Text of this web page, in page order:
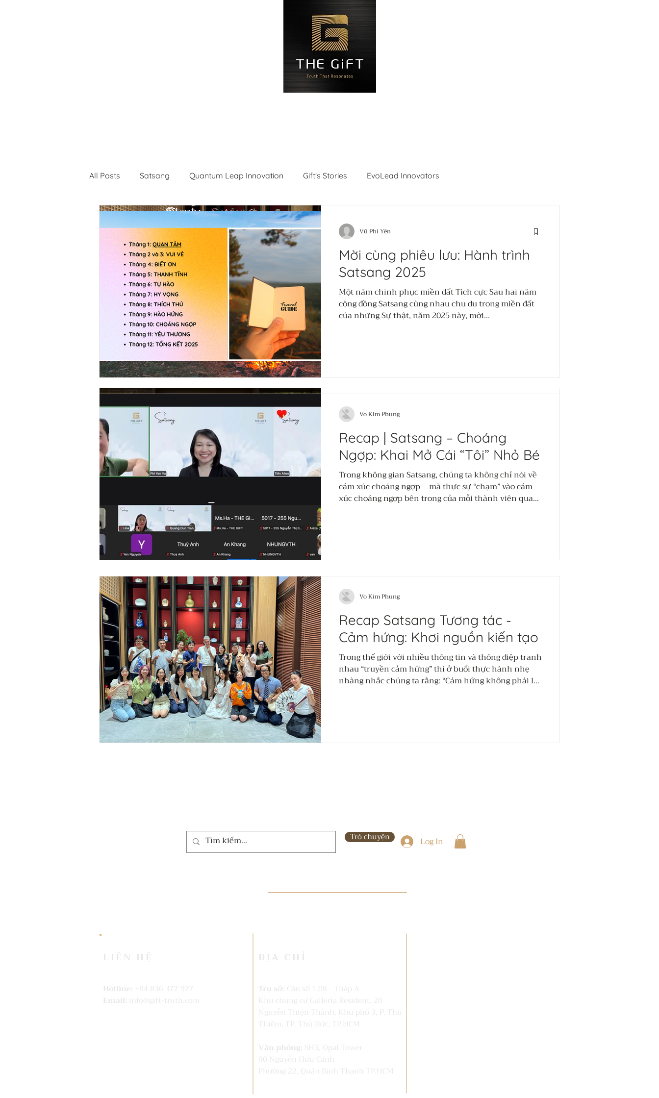
All Posts Satsang Quantum Leap Innovation Gift's Stories EvoLead Innovators
Recap | Satsang tương tác - Tự
Hào: Chạm vào Tự hào - Nuôi
dưỡng sự vững chãi từ bên
trong
Nếu bạn từng nghĩ tự hào là những điều lớn lao bên
ngoài… thì sau buổi thực hành, chúng tôi đã cùng
Jul 15, 2025
Từ Singapore Đến Việt Nam:
Hành Trình Kiến Tạo Cho Một
Việt Nam Đổi Mới Và Bền Vững
EvoLead Innovators – một hành trình xuyên biên giới
từ Singapore trở về quê hương, nơi các nhà lãnh đạo,
Jul 9, 2025
2 min read
Mời cùng phiêu lưu: Hành trình
Satsang 2025
Một năm chinh phục miền đất Tích cực Sau hai năm
cộng đồng Satsang cùng nhau chu du trong miền đất
của những Sự thật, năm 2025 này, mời...
Vũ Phi Yên
Recap | Satsang – Choáng
Ngợp: Khai Mở Cái “Tôi” Nhỏ Bé
Trong không gian Satsang, chúng ta không chỉ nói về
cảm xúc choáng ngợp – mà thực sự “chạm” vào cảm
xúc choáng ngợp bên trong của mỗi thành viên qua
Vo Kim Phung
Recap Satsang Tương tác -
Cảm hứng: Khơi nguồn kiến tạo
Trong thế giới với nhiều thông tin và thông điệp tranh
nhau “truyền cảm hứng” thì ở buổi thực hành nhẹ
nhàng nhắc chúng ta rằng: “Cảm hứng không phải là
Vo Kim Phung
Trò chuyện Log In
LIÊN HỆ ĐỊA CHỈ
Hotline: +84 836 377 977
Email: info@gift-truth.com
Trụ sở: Căn số 1.08 - Tháp A
Khu chung cư Galleria Resident, 20
Nguyễn Thiện Thành, Khu phố 3, P. Thủ
Thiêm,
TP. Thủ Đức, TP.HCM
Văn phòng: SH5, Opal Tower
90 Nguyễn Hữu Cảnh
Phường 22, Quận Bình Thạnh TP.HCM